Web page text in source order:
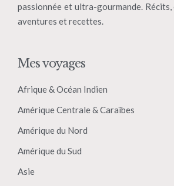
passionnée et ultra-gourmande.
aventures et recettes.
Mes voyages
Afrique & Océan Indien
Amérique Centrale & Caraïbes
Amérique du Nord
Amérique du Sud
Asie